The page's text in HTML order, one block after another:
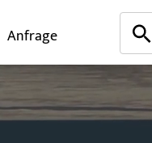
Anfrage